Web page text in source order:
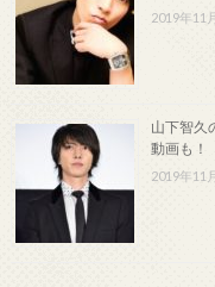
2019年11
山下智久
動画も！
2019年11